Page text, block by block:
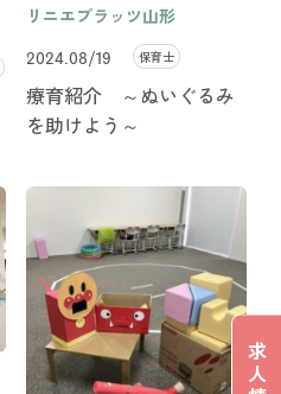
求
人
リニエプラッツ山形
2024.08/19 保育士
療育紹介 ～ぬいぐるみ
を助けよう～